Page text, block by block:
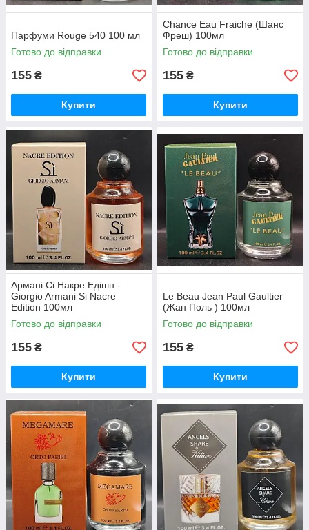
Парфуми Rouge 540 100 мл
Готово до відправки
155 ₴
Купити
Chance Eau Fraiche (Шанс
Фреш) 100мл
Готово до відправки
155 ₴
Купити
Армані Сі Накре Едішн -
Giorgio Armani Si Nacre
Edition 100мл
Готово до відправки
155 ₴
Купити
Le Beau Jean Paul Gaultier
(Жан Поль ) 100мл
Готово до відправки
155 ₴
Купити